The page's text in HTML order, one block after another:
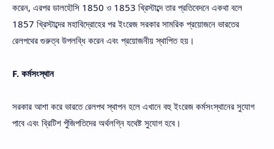
করেন, এরপর ডালহৌসি 1850 ও 1853 খ্রিস্টাব্দে তার প্রতিবেদনে একথা বলে
1857 খ্রিস্টাব্দের মহাবিদ্রোহের পর ইংরেজ সরকার সামরিক প্রয়োজনে ভারতের
রেলপথের গুরুত্ব উপলব্ধি করেন এবং প্রয়োজনীয় স্থাপিত হয়।
F. কর্মসংস্থান
সরকার আশা করে ভারতে রেলপথ স্থাপন হলে এখানে বহু ইংরেজ কর্মসংস্থানের সুযোগ
পাবে এবং ব্রিটিশ পুঁজিপতিদের অর্থলগ্নি যথেষ্ট সুযোগ হবে।